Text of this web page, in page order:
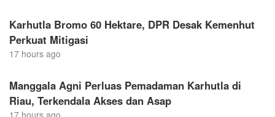
Karhutla Bromo 60 Hektare, DPR Desak Kemenhut
Perkuat Mitigasi
17 hours ago
Manggala Agni Perluas Pemadaman Karhutla di
Riau, Terkendala Akses dan Asap